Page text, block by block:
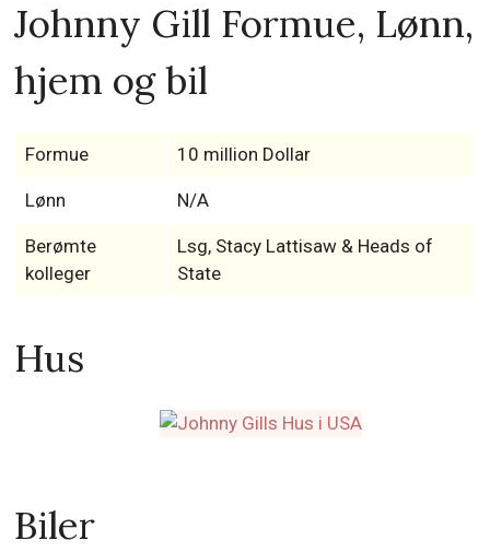
Johnny Gill Formue, Lønn,
hjem og bil
Formue 10 million Dollar
Lønn N/A
Berømte
kolleger
Lsg, Stacy Lattisaw & Heads of
State
Hus
Biler